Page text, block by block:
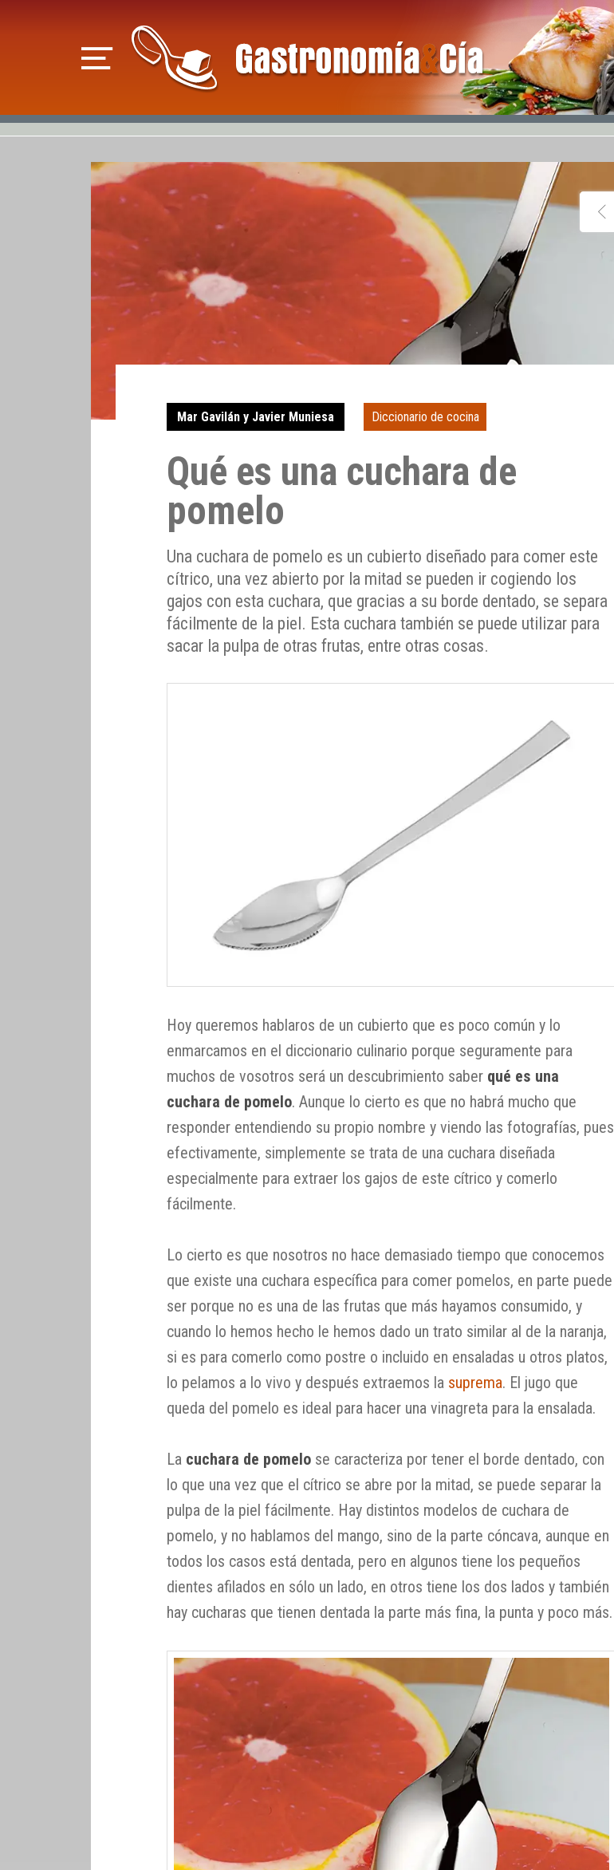
Mar Gavilán y Javier Muniesa Diccionario de cocina
Qué es una cuchara de
pomelo
Una cuchara de pomelo es un cubierto diseñado para comer este
cítrico, una vez abierto por la mitad se pueden ir cogiendo los
gajos con esta cuchara, que gracias a su borde dentado, se separa
fácilmente de la piel. Esta cuchara también se puede utilizar para
sacar la pulpa de otras frutas, entre otras cosas.
Hoy queremos hablaros de un cubierto que es poco común y lo
enmarcamos en el diccionario culinario porque seguramente para
muchos de vosotros será un descubrimiento saber qué es una
cuchara de pomelo. Aunque lo cierto es que no habrá mucho que
responder entendiendo su propio nombre y viendo las fotografías, pues
efectivamente, simplemente se trata de una cuchara diseñada
especialmente para extraer los gajos de este cítrico y comerlo
fácilmente.
Lo cierto es que nosotros no hace demasiado tiempo que conocemos
que existe una cuchara específica para comer pomelos, en parte puede
ser porque no es una de las frutas que más hayamos consumido, y
cuando lo hemos hecho le hemos dado un trato similar al de la naranja,
si es para comerlo como postre o incluido en ensaladas u otros platos,
lo pelamos a lo vivo y después extraemos la suprema. El jugo que
queda del pomelo es ideal para hacer una vinagreta para la ensalada.
La cuchara de pomelo se caracteriza por tener el borde dentado, con
lo que una vez que el cítrico se abre por la mitad, se puede separar la
pulpa de la piel fácilmente. Hay distintos modelos de cuchara de
pomelo, y no hablamos del mango, sino de la parte cóncava, aunque en
todos los casos está dentada, pero en algunos tiene los pequeños
dientes afilados en sólo un lado, en otros tiene los dos lados y también
hay cucharas que tienen dentada la parte más fina, la punta y poco más.